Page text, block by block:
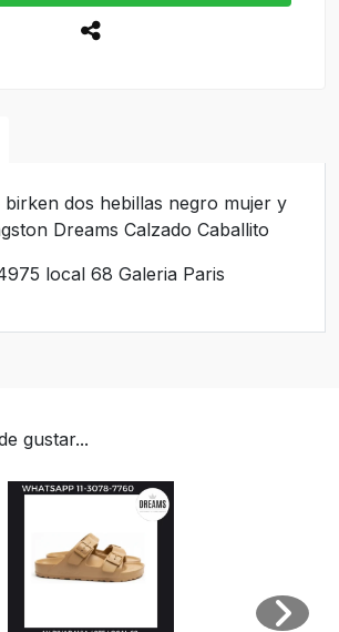
birken dos hebillas negro mujer y
Dreams Calzado Caballito
local 68 Galeria Paris
gustar...